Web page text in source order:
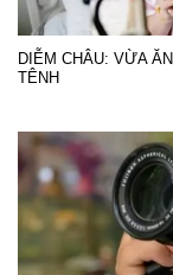
DIỄM CHÂU: VỪA
TÊNH